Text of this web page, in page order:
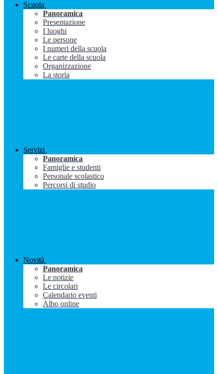
Scuola
Panoramica
Presentazione
I luoghi
Le persone
I numeri della scuola
Le carte della scuola
Organizzazione
La storia
Servizi
Panoramica
Famiglie e studenti
Personale scolastico
Percorsi di studio
Novità
Panoramica
Le notizie
Le circolari
Calendario eventi
Albo online